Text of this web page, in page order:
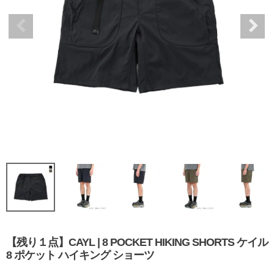
【残り１点】CAYL | 8 POCKET HIKING SHORTS ケイル
8 ポケット ハイキング ショーツ